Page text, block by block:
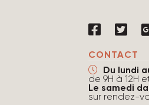
CONTACT
Du lundi
de 9H à 12H
Le samedi
sur rendez-